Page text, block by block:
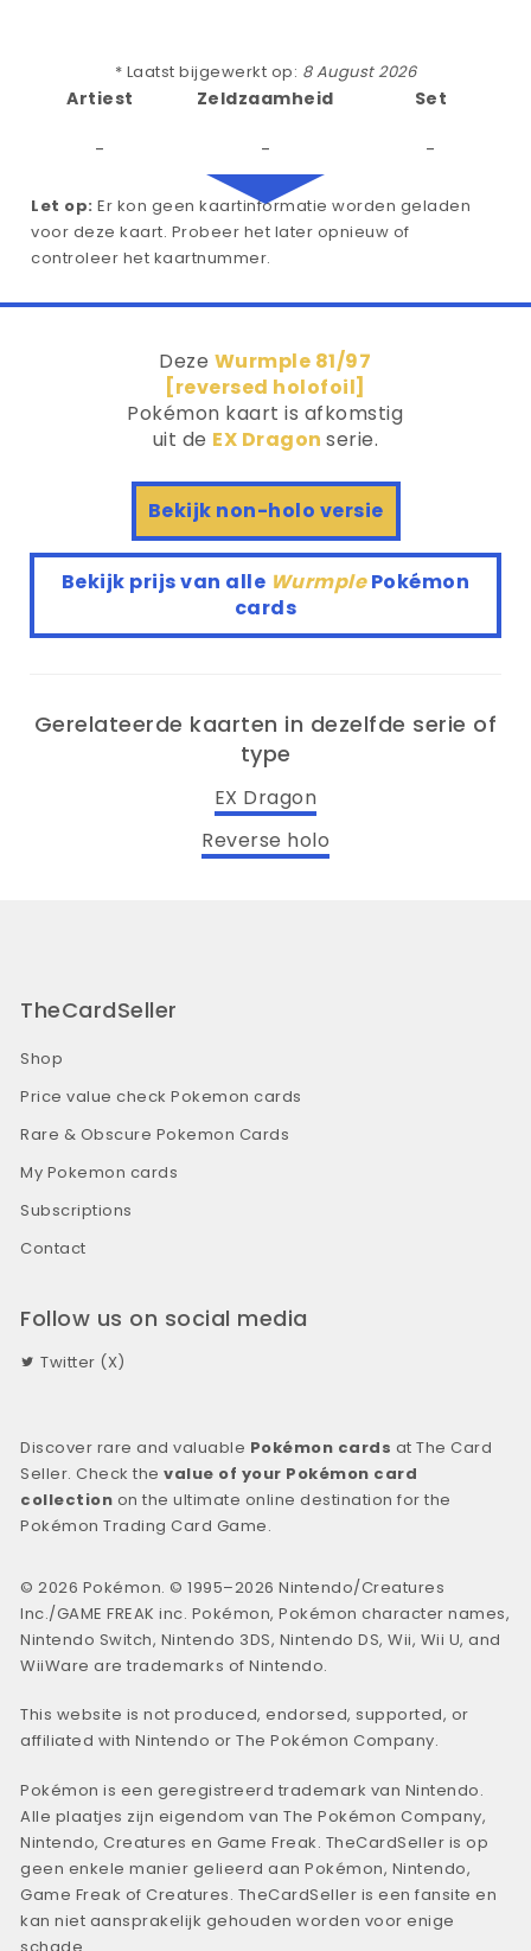
* Laatst bijgewerkt op: 8 August 2026
Artiest
-
Zeldzaamheid
-
Set
-
Let op: Er kon geen kaartinformatie worden geladen
voor deze kaart. Probeer het later opnieuw of
controleer het kaartnummer.
Deze Wurmple 81/97
[reversed holofoil]
Pokémon kaart is afkomstig
uit de EX Dragonserie.
Bekijk non-holo versie
Bekijk prijs van alle WurmplePokémon
cards
Gerelateerde kaarten in dezelfde serie of
type
EX Dragon
Reverse holo
TheCardSeller
Shop
Price value check Pokemon cards
Rare & Obscure Pokemon Cards
My Pokemon cards
Subscriptions
Contact
Follow us on social media
Twitter (X)
Discover rare and valuable Pokémon cards at The Card
Seller. Check thevalue of your Pokémon card
collection on the ultimate online destination for the
Pokémon Trading Card Game.
© 2026 Pokémon. © 1995–2026 Nintendo/Creatures
Inc./GAME FREAK inc. Pokémon, Pokémon character names,
Nintendo Switch, Nintendo 3DS, Nintendo DS, Wii, Wii U, and
WiiWare are trademarks of Nintendo.
This website is not produced, endorsed, supported, or
affiliated with Nintendo or The Pokémon Company.
Pokémon is een geregistreerd trademark van Nintendo.
Alle plaatjes zijn eigendom van The Pokémon Company,
Nintendo, Creatures en Game Freak. TheCardSeller is op
geen enkele manier gelieerd aan Pokémon, Nintendo,
Game Freak of Creatures. TheCardSeller is een fansite en
kan niet aansprakelijk gehouden worden voor enige
schade.